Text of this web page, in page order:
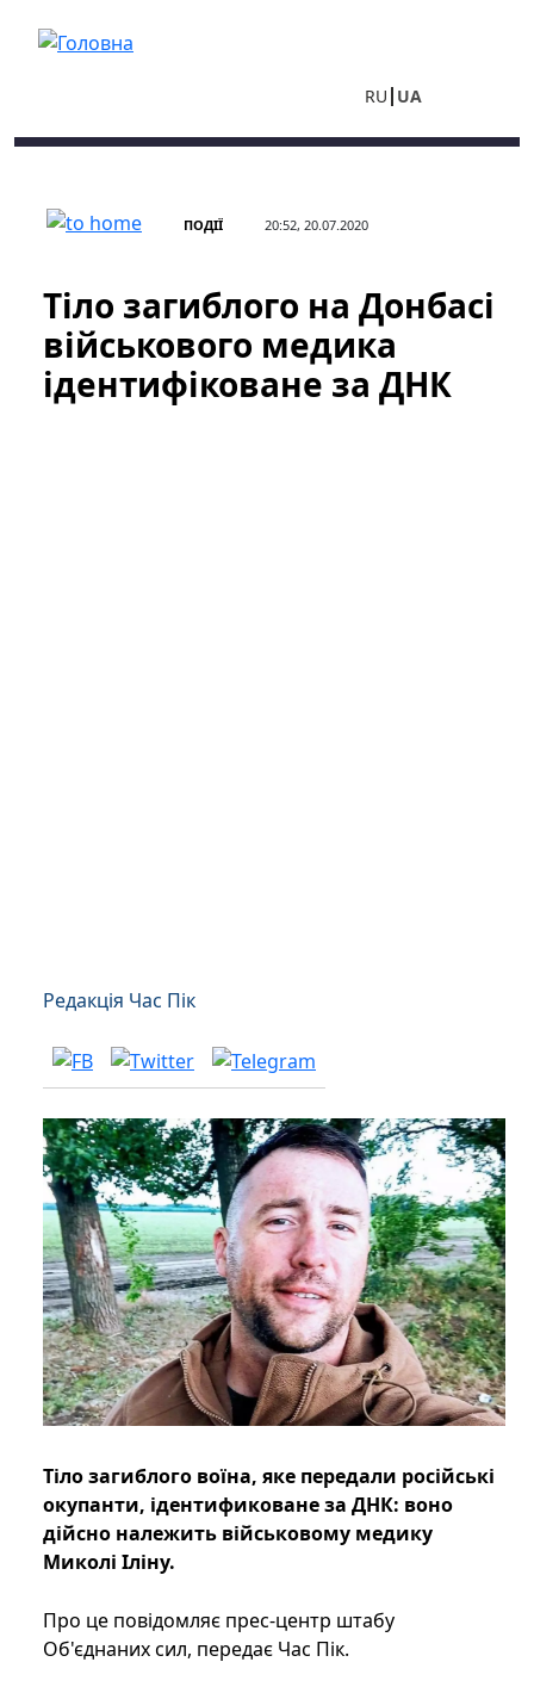
RU UA
ПОДІЇ 20:52, 20.07.2020
Тіло загиблого на Донбасі
військового медика
ідентифіковане за ДНК
Редакція Час Пік
Тіло загиблого воїна, яке передали російські
окупанти, ідентификоване за ДНК: воно
дійсно належить військовому медику
Миколі Іліну.
Про це повідомляє прес-центр штабу
Об'єднаних сил, передає Час Пік.